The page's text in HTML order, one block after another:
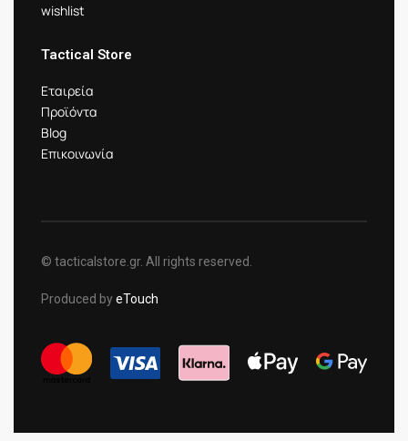
wishlist
Tactical Store
Εταιρεία
Προϊόντα
Blog
Επικοινωνία
© tacticalstore.gr. All rights reserved.
Produced byeTouch